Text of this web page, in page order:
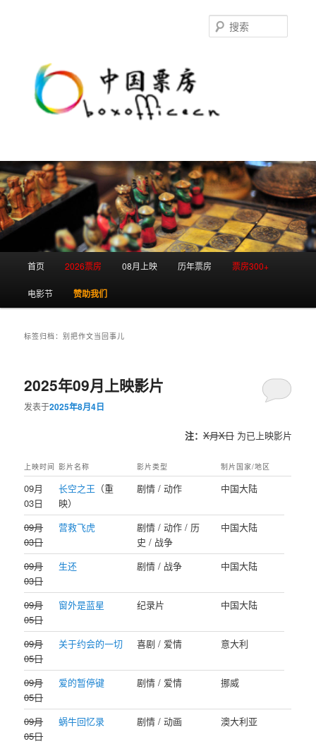
首页 2026票房 08月上映 历年票房 票房300+
电影节 赞助我们
标签归档：别把作文当回事儿
2025年09月上映影片
发表于2025年8月4日
注： X月X日为已上映影片
上映时间 影片名称 影片类型 制片国家/地区
‌09月
03日
长空之王 （重
映）
剧情 / 动作 中国大陆
09月
03日
营救飞虎
剧情 / 动作 / 历
史 / 战争
中国大陆
09月
03日
生还 剧情 / 战争 中国大陆
09月
05日
窗外是蓝星 纪录片 中国大陆
09月
05日
关于约会的一切 喜剧 / 爱情 意大利
09月
05日
爱的暂停键 剧情 / 爱情 挪威
09月
05日
蜗牛回忆录 剧情 / 动画 澳大利亚